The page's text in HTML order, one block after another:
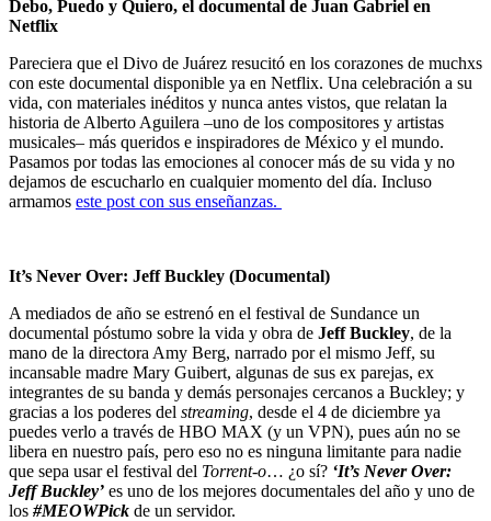
Debo, Puedo y Quiero, el documental de Juan Gabriel en
Netflix
Pareciera que el Divo de Juárez resucitó en los corazones de muchxs
con este documental disponible ya en Netflix. Una celebración a su
vida, con materiales inéditos y nunca antes vistos, que relatan la
historia de Alberto Aguilera –uno de los compositores y artistas
musicales– más queridos e inspiradores de México y el mundo.
Pasamos por todas las emociones al conocer más de su vida y no
dejamos de escucharlo en cualquier momento del día. Incluso
armamos este post con sus enseñanzas.
It’s Never Over: Jeff Buckley (Documental)
A mediados de año se estrenó en el festival de Sundance un
documental póstumo sobre la vida y obra de Jeff Buckley, de la
mano de la directora Amy Berg, narrado por el mismo Jeff, su
incansable madre Mary Guibert, algunas de sus ex parejas, ex
integrantes de su banda y demás personajes cercanos a Buckley; y
gracias a los poderes del streaming, desde el 4 de diciembre ya
puedes verlo a través de HBO MAX (y un VPN), pues aún no se
libera en nuestro país, pero eso no es ninguna limitante para nadie
que sepa usar el festival del Torrent-o… ¿o sí? ‘It’s Never Over:
Jeff Buckley’ es uno de los mejores documentales del año y uno de
los #MEOWPick de un servidor.